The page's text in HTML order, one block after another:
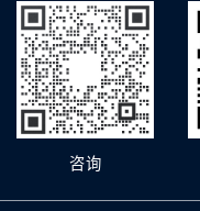
咨询